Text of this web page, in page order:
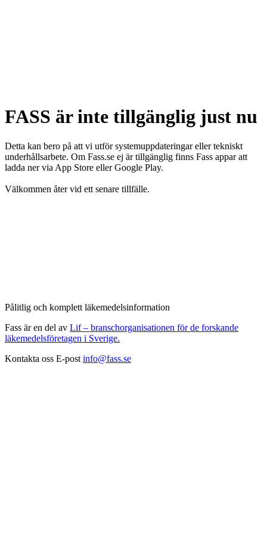
FASS är inte tillgänglig just nu
Detta kan bero på att vi utför systemuppdateringar eller tekniskt
underhållsarbete. Om Fass.se ej är tillgänglig finns Fass appar att
ladda ner via App Store eller Google Play.
Välkommen åter vid ett senare tillfälle.
Pålitlig och komplett läkemedelsinformation
Fass är en del av Lif – branschorganisationen för de forskande
läkemedelsföretagen i Sverige.
Kontakta oss E-post info@fass.se